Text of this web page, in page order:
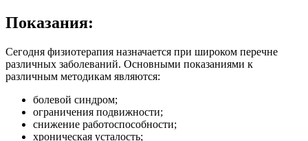
Показания:
Сегодня физиотерапия назначается при широком перечне
различных заболеваний. Основными показаниями к
различным методикам являются:
болевой синдром;
ограничения подвижности;
снижение работоспособности;
хроническая усталость;